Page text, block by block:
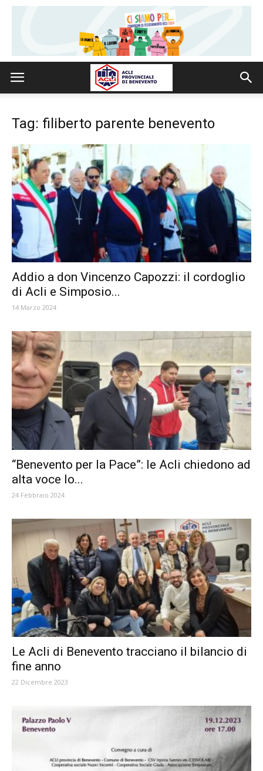
Tag: filiberto parente benevento
Addio a don Vincenzo Capozzi: il cordoglio
di Acli e Simposio...
14 Marzo 2024
“Benevento per la Pace”: le Acli chiedono ad
alta voce lo...
24 Febbraio 2024
Le Acli di Benevento tracciano il bilancio di
fine anno
22 Dicembre 2023